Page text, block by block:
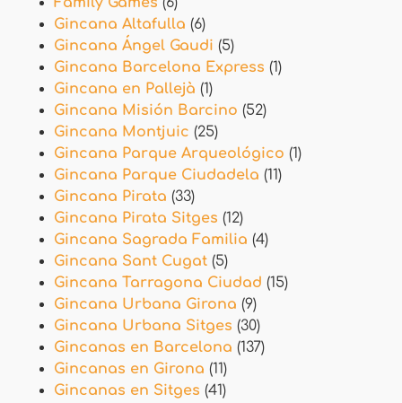
Gincana Altafulla (6)
Gincana Ángel Gaudi (5)
Gincana Barcelona Express (1)
Gincana en Pallejà (1)
Gincana Misión Barcino (52)
Gincana Montjuic (25)
Gincana Parque Arqueológico (1)
Gincana Parque Ciudadela (11)
Gincana Pirata (33)
Gincana Pirata Sitges (12)
Gincana Sagrada Familia (4)
Gincana Sant Cugat (5)
Gincana Tarragona Ciudad (15)
Gincana Urbana Girona (9)
Gincana Urbana Sitges (30)
Gincanas en Barcelona (137)
Gincanas en Girona (11)
Gincanas en Sitges (41)